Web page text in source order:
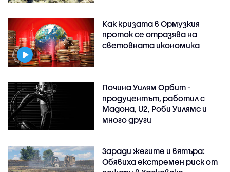
Как кризата в Ормузкия
проток се отразява на
световната икономика
Почина Уилям Орбит -
продуцентът, работил с
Мадона, U2, Роби Уилямс и
много други
Заради жегите и вятъра:
Обявиха екстремен риск от